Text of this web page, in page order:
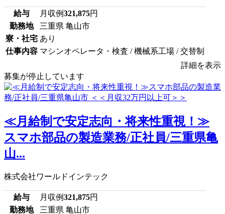
給与 月収例321,875円
勤務地
三重県 亀山市
寮・社宅 あり
仕事内容 マシンオペレータ・検査 / 機械系工場 / 交替制
詳細を表示
募集が停止しています
≪月給制で安定志向・将来性重視！≫
スマホ部品の製造業務/正社員/三重県亀
山...
株式会社ワールドインテック
給与 月収例321,875円
勤務地
三重県 亀山市